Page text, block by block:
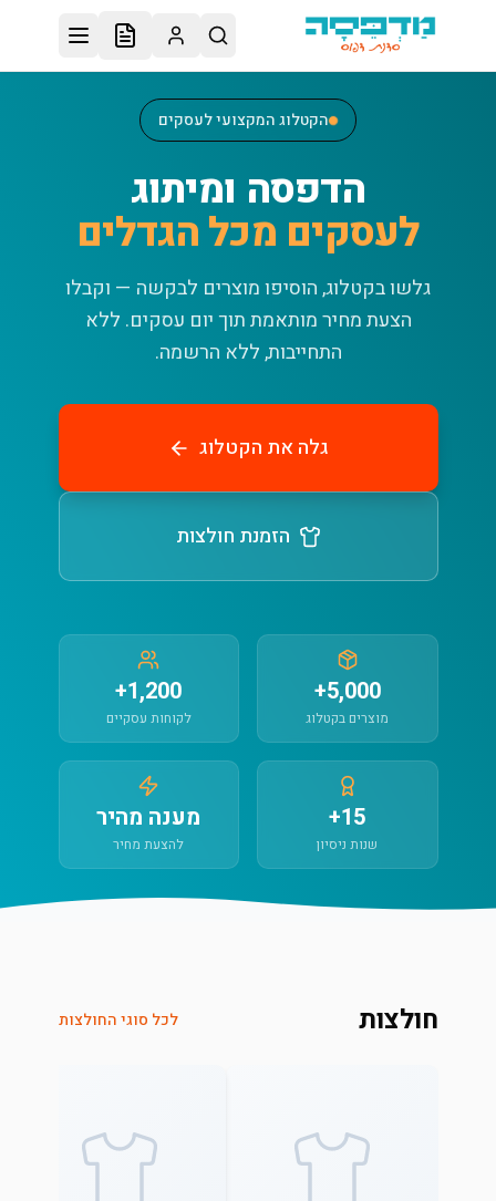
דלג לתוכן הראשי
הקטלוג המקצועי לעסקים
הדפסה ומיתוג
לעסקים מכל הגדלים
גלשו בקטלוג, הוסיפו מוצרים לבקשה — וקבלו
הצעת מחיר מותאמת תוך יום עסקים. ללא
התחייבות, ללא הרשמה.
גלה את הקטלוג
הזמנת חולצות
5,000+
מוצרים בקטלוג
1,200+
לקוחות עסקיים
15+
שנות ניסיון
מענה מהיר
להצעת מחיר
חולצות לכל סוגי החולצות